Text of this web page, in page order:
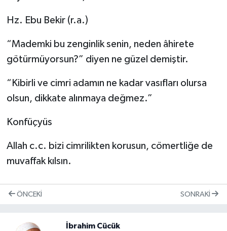
Hz. Ebu Bekir (r.a.)
“Mademki bu zenginlik senin, neden âhirete
götürmüyorsun?” diyen ne güzel demiştir.
“Kibirli ve cimri adamın ne kadar vasıfları olursa
olsun, dikkate alınmaya değmez.”
Konfüçyüs
Allah c.c. bizi cimrilikten korusun, cömertliğe de
muvaffak kılsın.
ÖNCEKI SONRAKI
İbrahim Cücük